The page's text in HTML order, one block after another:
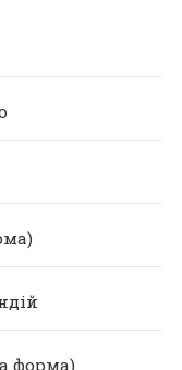
форма)